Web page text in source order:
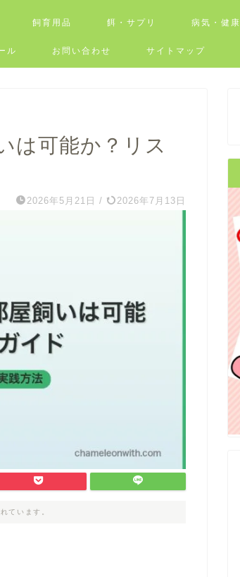
飼育用品 餌・サプリ 病気・健康
ル お問い合わせ サイトマップ
は可能か？リス
2026年5月21日 / 2026年7月13日
ています。